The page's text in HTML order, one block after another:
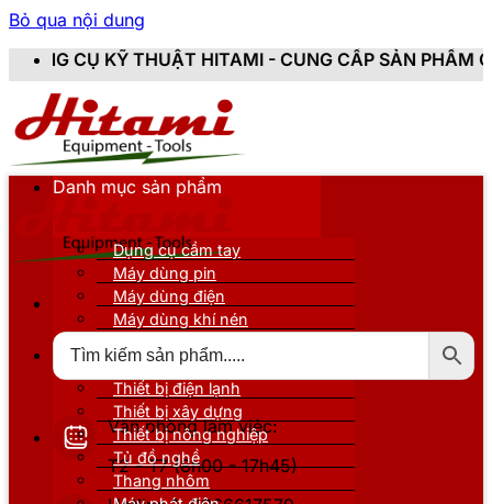
Bỏ qua nội dung
HITAMI - CUNG CẤP SẢN PHẨM CHÍNH HÃNG,
Văn phòng làm việc:
T2 - T7 (8h00 - 17h45)
Danh mục sản phẩm
Dụng cụ cầm tay
Máy dùng pin
Máy dùng điện
Máy dùng khí nén
Thiết bị nâng đỡ
Thiết bị điện lạnh
Thiết bị xây dựng
Thiết bị nông nghiệp
Tủ đồ nghề
Thang nhôm